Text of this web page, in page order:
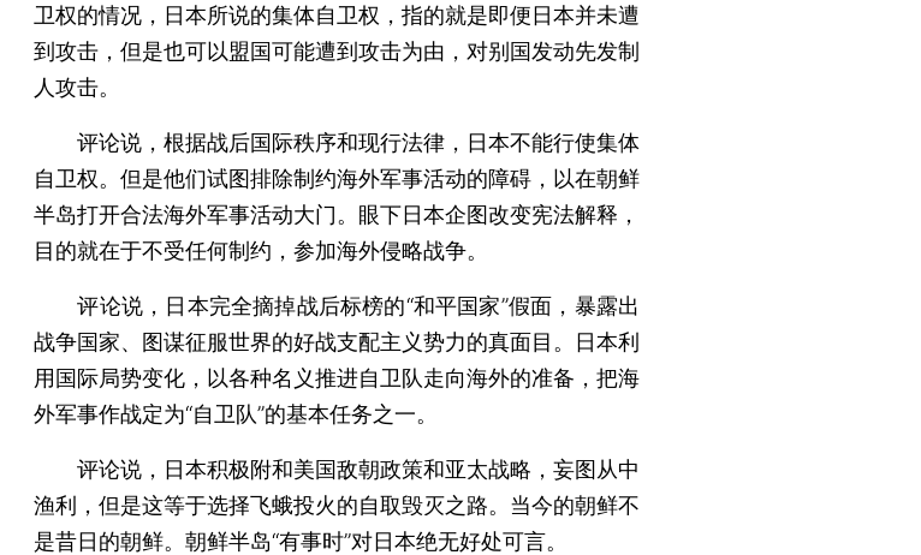
卫权的情况，日本所说的集体自卫权，指的就是即便日本并未遭
到攻击，但是也可以盟国可能遭到攻击为由，对别国发动先发制
人攻击。
评论说，根据战后国际秩序和现行法律，日本不能行使集体
自卫权。但是他们试图排除制约海外军事活动的障碍，以在朝鲜
半岛打开合法海外军事活动大门。眼下日本企图改变宪法解释，
目的就在于不受任何制约，参加海外侵略战争。
评论说，日本完全摘掉战后标榜的“和平国家”假面，暴露出
战争国家、图谋征服世界的好战支配主义势力的真面目。日本利
用国际局势变化，以各种名义推进自卫队走向海外的准备，把海
外军事作战定为“自卫队”的基本任务之一。
评论说，日本积极附和美国敌朝政策和亚太战略，妄图从中
渔利，但是这等于选择飞蛾投火的自取毁灭之路。当今的朝鲜不
是昔日的朝鲜。朝鲜半岛“有事时”对日本绝无好处可言。